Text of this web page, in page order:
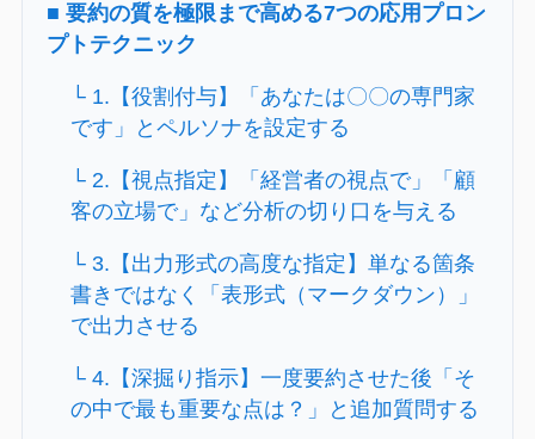
■ 要約の質を極限まで高める7つの応用プロン
プトテクニック
└ 1.【役割付与】「あなたは〇〇の専門家
です」とペルソナを設定する
└ 2.【視点指定】「経営者の視点で」「顧
客の立場で」など分析の切り口を与える
└ 3.【出力形式の高度な指定】単なる箇条
書きではなく「表形式（マークダウン）」
で出力させる
└ 4.【深掘り指示】一度要約させた後「そ
の中で最も重要な点は？」と追加質問する